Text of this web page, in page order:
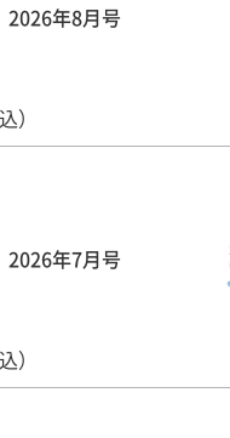
2026年8月号
）
2026年7月号
）